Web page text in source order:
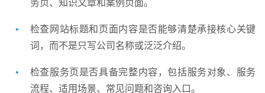
务页、知识文章和案例页面。
检查网站标题和页面内容是否能够清楚承接核心关键
词，而不是只写公司名称或泛泛介绍。
检查服务页是否具备完整内容，包括服务对象、服务
流程、适用场景、常见问题和咨询入口。